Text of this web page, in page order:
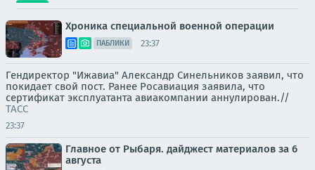
Хроника специальной военной операции
ПАБЛИКИ 23:37
Гендиректор "Ижавиа" Александр Синельников заявил, что
покидает свой пост. Ранее Росавиация заявила, что
сертификат эксплуатанта авиакомпании аннулирован.//
ТАСС
23:37
Главное от Рыбаря. дайджест материалов за 6
августа